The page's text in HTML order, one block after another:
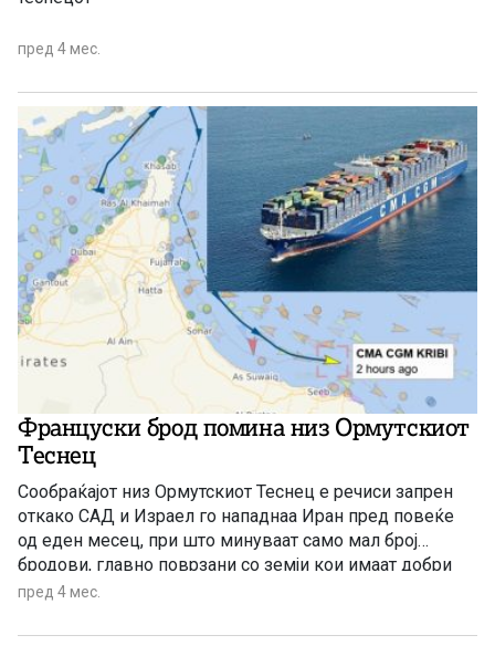
пред 4 мес.
Француски брод помина низ Ормутскиот
Теснец
Сообраќајот низ Ормутскиот Теснец е речиси запрен
откако САД и Израел го нападнаа Иран пред повеќе
од еден месец, при што минуваат само мал број
бродови, главно поврзани со земји кои имаат добри
односи со Техеран
пред 4 мес.